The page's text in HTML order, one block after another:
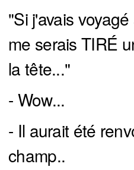
"Si j'avais
me serais TIRÉ
la tête..."
- Wow...
- Il aurait été
champ..